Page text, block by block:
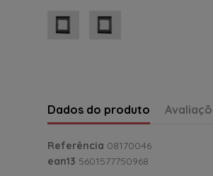
Dados do produto
Referência 08170046
ean13 5601577750968